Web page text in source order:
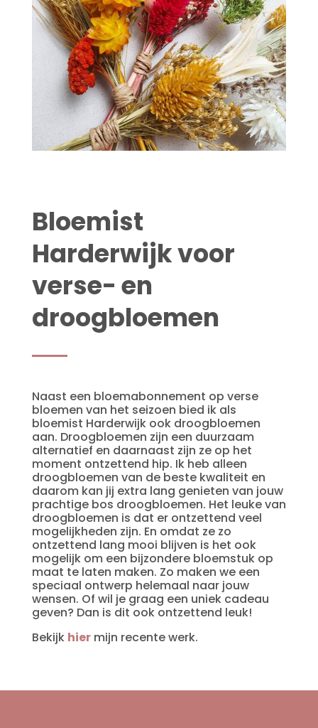
Bloemist
Harderwijk voor
verse- en
droogbloemen
Naast een bloemabonnement op verse
bloemen van het seizoen bied ik als
bloemist Harderwijk ook droogbloemen
aan. Droogbloemen zijn een duurzaam
alternatief en daarnaast zijn ze op het
moment ontzettend hip. Ik heb alleen
droogbloemen van de beste kwaliteit en
daarom kan jij extra lang genieten van jouw
prachtige bos droogbloemen. Het leuke van
droogbloemen is dat er ontzettend veel
mogelijkheden zijn. En omdat ze zo
ontzettend lang mooi blijven is het ook
mogelijk om een bijzondere bloemstuk op
maat te laten maken. Zo maken we een
speciaal ontwerp helemaal naar jouw
wensen. Of wil je graag een uniek cadeau
geven? Dan is dit ook ontzettend leuk!
Bekijk hiermijn recente werk.